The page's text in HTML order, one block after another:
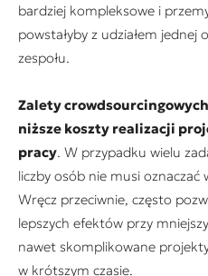
bardziej kompleksowe i
powstałyby z udziałem jednej
zespołu.
Zalety
niższe koszty realizacji
pracy. W przypadku wielu
liczby osób nie musi oznaczać
Wręcz przeciwnie, często
lepszych efektów przy
nawet skomplikowane
w krótszym czasie.